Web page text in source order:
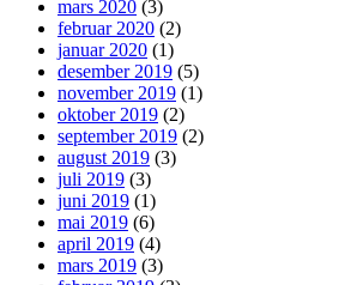
mars 2020 (3)
februar 2020 (2)
januar 2020 (1)
desember 2019 (5)
november 2019 (1)
oktober 2019 (2)
september 2019 (2)
august 2019 (3)
juli 2019 (3)
juni 2019 (1)
mai 2019 (6)
april 2019 (4)
mars 2019 (3)